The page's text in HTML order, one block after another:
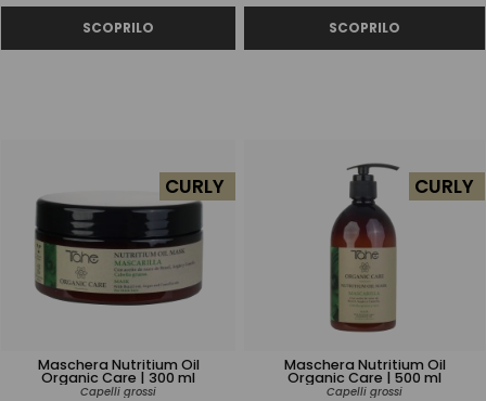
Maschera Nutritium Oil
Organic Care | 300 ml
Capelli grossi
CURLY
Maschera Nutritium Oil
Organic Care | 500 ml
Capelli grossi
CURLY